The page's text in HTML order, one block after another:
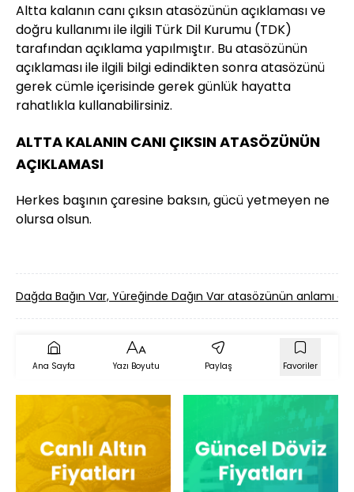
Altta kalanın canı çıksın atasözünün açıklaması ve
doğru kullanımı ile ilgili Türk Dil Kurumu (TDK)
tarafından açıklama yapılmıştır. Bu atasözünün
açıklaması ile ilgili bilgi edindikten sonra atasözünü
gerek cümle içerisinde gerek günlük hayatta
rahatlıkla kullanabilirsiniz.
ALTTA KALANIN CANI ÇIKSIN ATASÖZÜNÜN
AÇIKLAMASI
Herkes başının çaresine baksın, gücü yetmeyen ne
olursa olsun.
Dağda Bağın Var, Yüreğinde Dağın Var atasözünün anlamı
Ana Sayfa Yazı Boyutu Paylaş Favoriler